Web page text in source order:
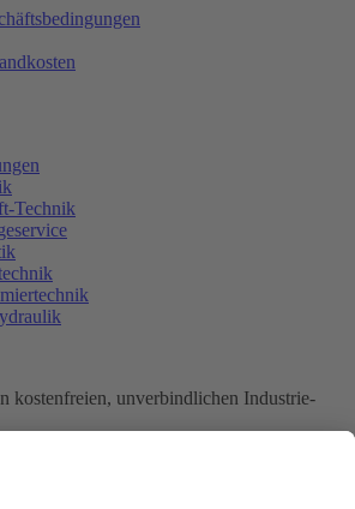
Technik
kostenfreien, unverbindlichen Industrie-